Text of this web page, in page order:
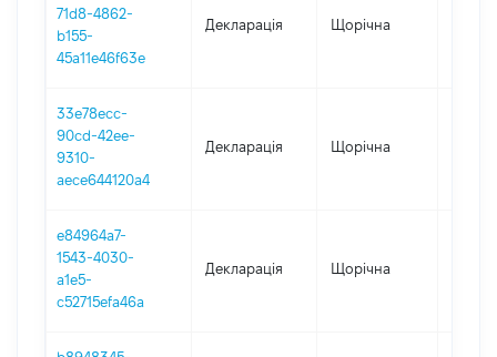
71d8-4862-
b155-
45a11e46f63e
Декларація Щорічна
33e78ecc-
90cd-42ee-
9310-
aece644120a4
Декларація Щорічна
e84964a7-
1543-4030-
a1e5-
c52715efa46a
Декларація Щорічна